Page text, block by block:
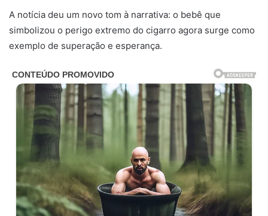
A notícia deu um novo tom à narrativa: o bebê que
simbolizou o perigo extremo do cigarro agora surge como
exemplo de superação e esperança.